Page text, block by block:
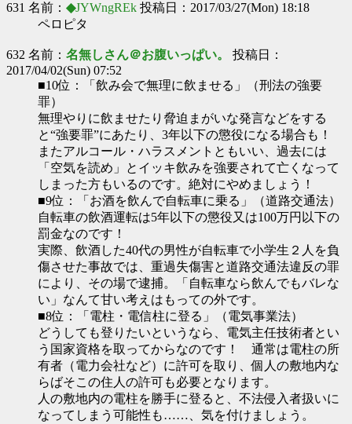
631 名前： ◆JYWngREk 投稿日：2017/03/27(Mon) 18:18
ペロピタ
632 名前： 名無しさん＠お腹いっぱい。 投稿日：
2017/04/02(Sun) 07:52
■10位：「飲み会で無理に飲ませる」（刑法の強要
罪）
無理やりに飲ませたり脅迫まがいな発言などをする
と“強要罪”にあたり、3年以下の懲役になる場合も！
またアルコール・ハラスメントともいい、過去には
「空気を読め」とイッキ飲みを強要されて亡くなって
しまった方もいるのです。絶対にやめましょう！
■9位：「お酒を飲んで自転車に乗る」（道路交通法）
自転車の飲酒運転は5年以下の懲役又は100万円以下の
罰金なのです！
実際、飲酒した40代の男性が自転車で小学生２人を負
傷させた事故では、重過失傷害と道路交通法違反の罪
により、その場で逮捕。「自転車なら飲んでもバレな
い」なんて甘い考えはもっての外です。
■8位：「電柱・電信柱に登る」（電気事業法）
どうしても登りたいというなら、電気主任技術者とい
う国家資格を取ってからなのです！ 通常は電柱の所
有者（電力会社など）に許可を取り、個人の敷地内な
らばそこの住人の許可も必要となります。
人の敷地内の電柱を勝手に登ると、不法侵入者扱いに
なってしまう可能性も……、気を付けましょう。